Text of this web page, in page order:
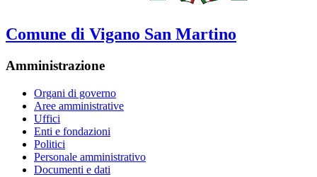
Comune di Vigano San Martino
Amministrazione
Organi di governo
Aree amministrative
Uffici
Enti e fondazioni
Politici
Personale amministrativo
Documenti e dati